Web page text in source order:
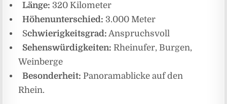
Länge: 320 Kilometer
Höhenunterschied: 3.000 Meter
Schwierigkeitsgrad: Anspruchsvoll
Sehenswürdigkeiten: Rheinufer, Burgen,
Weinberge
Besonderheit:Panoramablicke auf den
Rhein.